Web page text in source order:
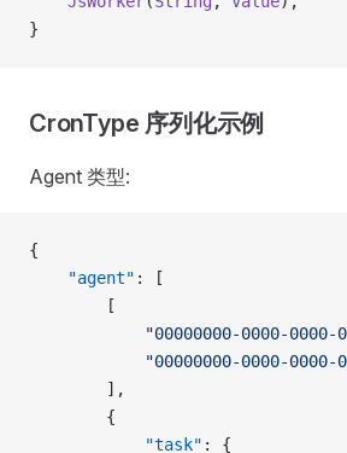
}
CronType 序列化示例
Agent 类型:
{
    "agent"
: [
        [
"00000000-0000-0000-
"00000000-0000-0000-
        ],
        {
            "task"
: {